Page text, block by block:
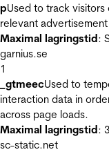
pUsed to track
relevant
Maximal lagringstid:
garnius.se
1
_gtmeecUsed to
interaction data in
across page loads.
Maximal lagringstid:
sc-static.net